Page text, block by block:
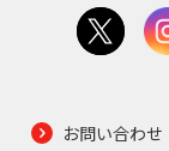
お問い合わせ